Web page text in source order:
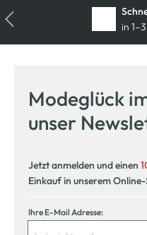
in
in
Modeglück
unser
Jetzt anmelden und einen
Einkauf in unserem
Ihre E-Mail Adresse: